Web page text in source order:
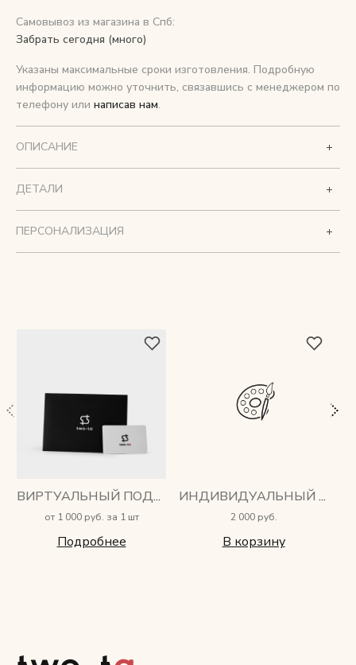
Мы в соцсетях:
+ 7 (812) 748-24-46
Самовывоз из магазина в Спб:
Забрать сегодня (много)
Указаны максимальные сроки изготовления. Подробную
информацию можно уточнить, связавшись с менеджером по
телефону или написав нам.
ОПИСАНИЕ
ДЕТАЛИ
ПЕРСОНАЛИЗАЦИЯ
ВИРТУАЛЬНЫЙ ПОДАРОЧНЫЙ СЕРТИФИКАТ
от 1 000 руб. за 1 шт
Подробнее
ИНДИВИДУАЛЬНЫЙ ПОШИВ, ПЛЕЧЕВОЙ РЕМЕНЬ
2 000 руб.
В корзину